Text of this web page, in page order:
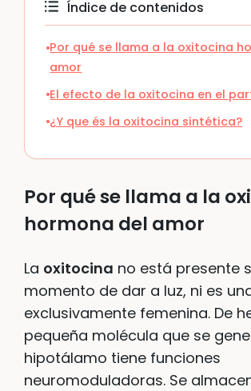
Índice de contenidos
Por qué se llama a la oxitocina
amor
El efecto de la oxitocina en el
¿Y que és la oxitocina sintética?
Por qué se llama a la
hormona del amor
La oxitocina no está presente
momento de dar a luz, ni es
exclusivamente femenina. De
pequeña molécula que se
hipotálamo tiene funciones
neuromoduladoras. Se